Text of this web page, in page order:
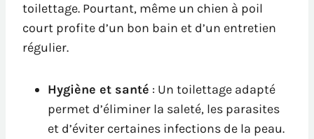
toilettage. Pourtant, même un chien à poil
court profite d’un bon bain et d’un entretien
régulier.
Hygiène et santé : Un toilettage adapté
permet d’éliminer la saleté, les parasites
et d’éviter certaines infections de la peau.